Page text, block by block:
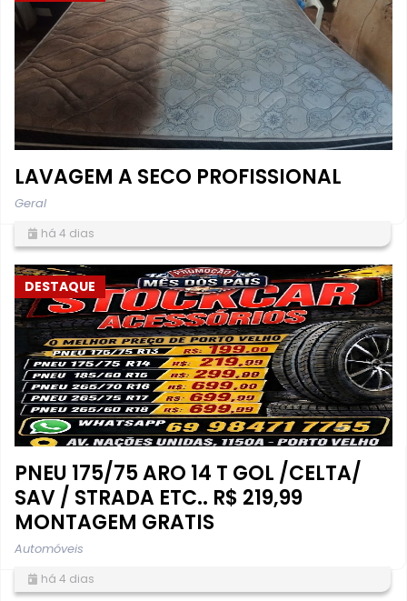
LAVAGEM A SECO PROFISSIONAL
Geral
há 4 dias
DESTAQUE
PNEU 175/75 ARO 14 T GOL /CELTA/
SAV / STRADA ETC.. R$ 219,99
MONTAGEM GRATIS
Automóveis
há 4 dias